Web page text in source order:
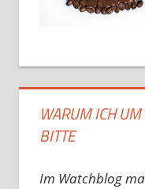
WARUM ICH
BITTE
Im Watchblog